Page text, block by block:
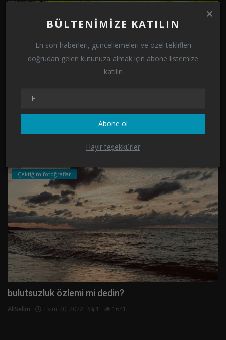
BÜLTENIMIZE KATILIN
En son haberleri, güncellemeleri ve özel teklifleri
doğrudan gelen kutunuza almak için abone listemize
katılın
Abone ol
Hayır teşekkürler
0 1573
Çektiğim fotoğraflar
bulutsuzluk özlemi mi dedin?
AliSelim Ekim 20, 2022 1 1641